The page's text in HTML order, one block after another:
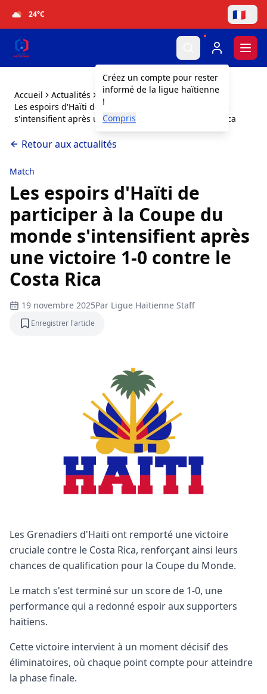
24°C 🇫🇷
Créez un compte pour rester
informé de la ligue haïtienne
!
Compris
Accueil
Actualités
Les espoirs d'Haïti de participer à la Coupe du monde
s'intensifient après une victoire 1-0 contre le Costa Rica
Retour aux actualités
Match
Les espoirs d'Haïti de
participer à la Coupe du
monde s'intensifient après
une victoire 1-0 contre le
Costa Rica
19 novembre 2025Par Ligue Haïtienne Staff
Enregistrer l'article
Enregistrer l'article
Les Grenadiers d'Haïti ont remporté une victoire
cruciale contre le Costa Rica, renforçant ainsi leurs
chances de qualification pour la Coupe du Monde.
Le match s'est terminé sur un score de 1-0, une
performance qui a redonné espoir aux supporters
haïtiens.
Cette victoire intervient à un moment décisif des
éliminatoires, où chaque point compte pour atteindre
la phase finale.